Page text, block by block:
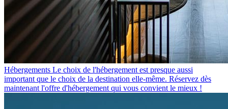
Hébergements Le choix de l'hébergement est presque aussi
important que le choix de la destination elle-même. Réservez dès
maintenant l'offre d'hébergement qui vous convient le mieux !